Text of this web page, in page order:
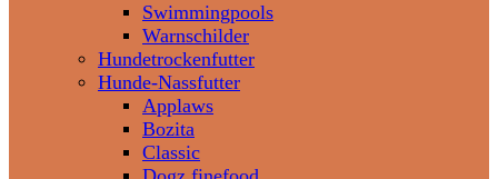
Swimmingpools
Warnschilder
Hundetrockenfutter
Hunde-Nassfutter
Applaws
Bozita
Classic